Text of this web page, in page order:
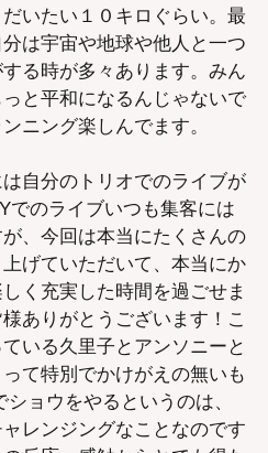
いたい１０キロぐらい。最
は宇宙や地球や他人と一つ
る時が多々あります。みん
と平和になるんじゃないで
ニング楽しんでます。
自分のトリオでのライブが
でのライブいつも集客には
、今回は本当にたくさんの
げていただいて、本当にか
く充実した時間を過ごせま
ありがとうございます！こ
いる久里子とアンソニーと
て特別でかけがえの無いも
ョウをやるというのは、
レンジングなことなのです